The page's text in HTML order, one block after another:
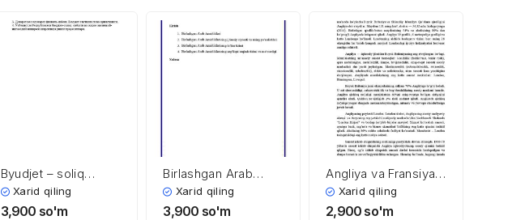
Byudjet – soliq
siyosati
Xarid qiling
3,900 so'm
Birlashgan Arab
Amirliklarining
ijtimoiy soha
Xarid qiling
3,900 so'm
Angliya va Fransiya
iqtisodiyoti
Xarid qiling
2,900 so'm